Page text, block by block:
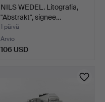
NILS WEDEL. Litografia,
"Abstrakt", signee…
1 päivä
Arvio
106 USD